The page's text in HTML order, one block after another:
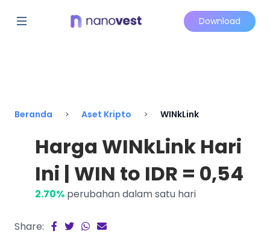
Download
Beranda Aset Kripto WINkLink
Harga WINkLink Hari
Ini | WIN to IDR = 0,54
2.70%perubahan dalam satu hari
Share: